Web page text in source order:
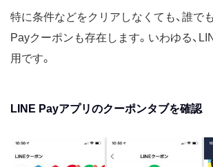
特に条件などをクリアしなくても、誰で
Payクーポンも存在します。いわゆる、
用です。
LINE Payアプリのクーポンタブを確認